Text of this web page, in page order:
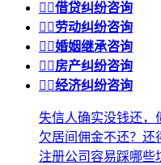
 借贷纠纷咨询
 劳动纠纷咨询
 婚姻继承咨询
 房产纠纷咨询
 经济纠纷咨询
失信人确实没钱还，
欠居间佣金不还？还
注册公司容易踩哪些